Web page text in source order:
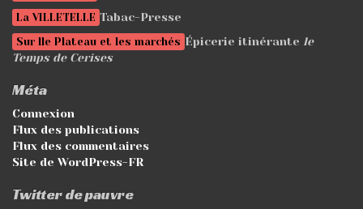
La VILLETELLE Tabac-Presse
Sur lle Plateau et les marchés Épicerie itinérante le
Temps de Cerises
Méta
Connexion
Flux des publications
Flux des commentaires
Site de WordPress-FR
Twitter de pauvre